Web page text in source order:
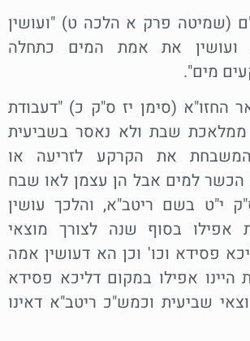
(שמיטה פרק א הלכה ט) "ועושין
ועושין את אמת המים כתחלה
מים".
החזו"א (סימן יז ס"ק כ) "דעבודת
ממלאכת שבת ולא נאסר בשביעית
את הקרקע לזריעה או
הכשר למים אבל הן עצמן לאו שבח
י"ט בשם ריטב"א, והלכך עושין
אפילו בסוף שנה לצורך מוצאי
פסידא וכו' וכן הא דעושין אמה
היינו אפילו במקום דליכא פסידא
שביעית וכמש"כ ריטב"א דאינו